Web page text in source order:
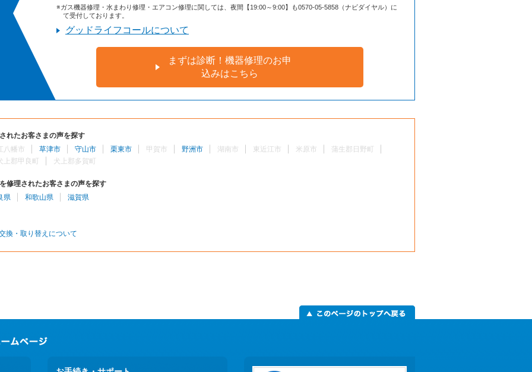
※ガス機器修理・水まわり修理・エアコン修理に関しては、夜間【19:00～9:00】も0570-05-5858（ナビダイヤル）に
て受付しております。
グッドライフコールについて
まずは診断！機器修理のお申
込みはこちら
れたお客さまの声を探す
八幡市
草津市 守山市 栗東市 甲賀市 野洲市 湖南市 東近江市 米原市
蒲生郡日野町
上郡甲良町
犬上郡多賀町
修理されたお客さまの声を探す
県
和歌山県 滋賀県
換・取り替えについて